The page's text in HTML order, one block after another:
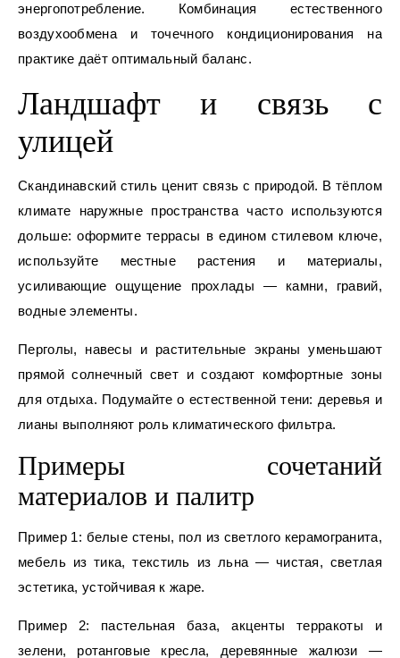
энергопотребление. Комбинация естественного
воздухообмена и точечного кондиционирования на
практике даёт оптимальный баланс.
Ландшафт и связь с
улицей
Скандинавский стиль ценит связь с природой. В тёплом
климате наружные пространства часто используются
дольше: оформите террасы в едином стилевом ключе,
используйте местные растения и материалы,
усиливающие ощущение прохлады — камни, гравий,
водные элементы.
Перголы, навесы и растительные экраны уменьшают
прямой солнечный свет и создают комфортные зоны
для отдыха. Подумайте о естественной тени: деревья и
лианы выполняют роль климатического фильтра.
Примеры сочетаний
материалов и палитр
Пример 1: белые стены, пол из светлого керамогранита,
мебель из тика, текстиль из льна — чистая, светлая
эстетика, устойчивая к жаре.
Пример 2: пастельная база, акценты терракоты и
зелени, ротанговые кресла, деревянные жалюзи —